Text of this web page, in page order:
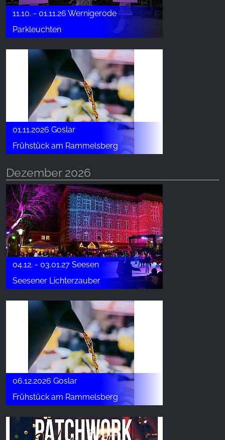
11.10. - 01.11.26 Wernigerode
Parkleuchten
01.11.2026 Goslar
Frühstück am Rammelsberg
Dezember 2026
04.12. - 03.01.27 Seesen
Seesener Lichterzauber
06.12.2026 Goslar
Frühstück am Rammelsberg